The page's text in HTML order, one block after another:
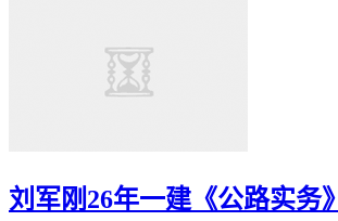
刘军刚26年一建《公路实务